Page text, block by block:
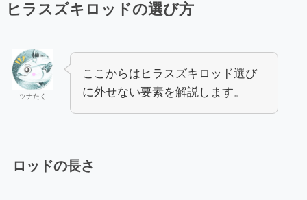
ヒラスズキロッドの選び方
ツナたく
ここからはヒラスズキロッド選び
に外せない要素を解説します。
ロッドの長さ